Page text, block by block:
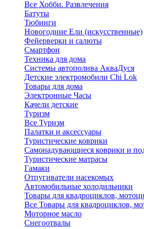
Все Хобби. Развлечения
Батуты
Тюбинги
Новогодние Ели (искусственные)
Фейерверки и салюты
Смартфон
Техника для дома
Системы автополива АкваДуся
Детские электромобили Chi Lok
Товары для дома
Электронные Часы
Качели детские
Туризм
Все Туризм
Палатки и аксессуары
Туристические коврики
Самонадувающиеся коврики и
Туристические матрасы
Гамаки
Отпугиватели насекомых
Автомобильные холодильники
Товары для квадроциклов,
Все Товары для квадроциклов,
Моторное масло
Снегоотвалы